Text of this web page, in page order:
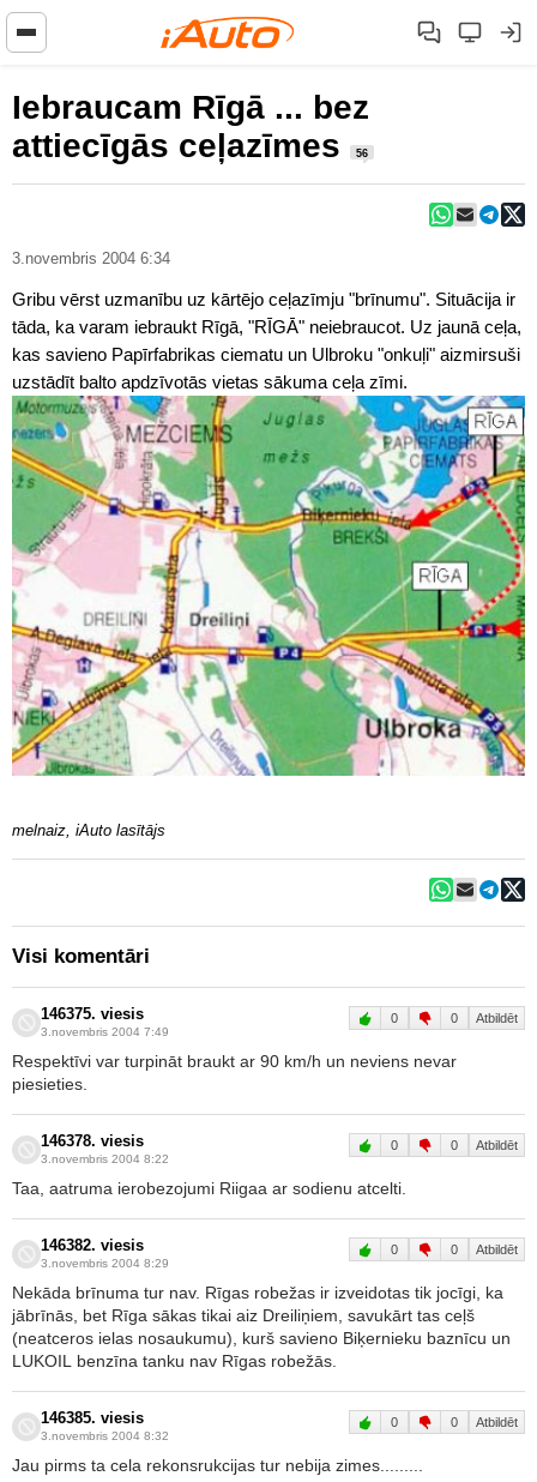
Iebraucam Rīgā ... bez
attiecīgās ceļazīmes
56
3.novembris 2004 6:34
Gribu vērst uzmanību uz kārtējo ceļazīmju "brīnumu". Situācija ir
tāda, ka varam iebraukt Rīgā, "RĪGĀ" neiebraucot. Uz jaunā ceļa,
kas savieno Papīrfabrikas ciematu un Ulbroku "onkuļi" aizmirsuši
uzstādīt balto apdzīvotās vietas sākuma ceļa zīmi.
melnaiz, iAuto lasītājs
Visi komentāri
146375. viesis
3.novembris 2004 7:49
0 0 Atbildēt
Respektīvi var turpināt braukt ar 90 km/h un neviens nevar
piesieties.
146378. viesis
3.novembris 2004 8:22
0 0 Atbildēt
Taa, aatruma ierobezojumi Riigaa ar sodienu atcelti.
146382. viesis
3.novembris 2004 8:29
0 0 Atbildēt
Nekāda brīnuma tur nav. Rīgas robežas ir izveidotas tik jocīgi, ka
jābrīnās, bet Rīga sākas tikai aiz Dreiliņiem, savukārt tas ceļš
(neatceros ielas nosaukumu), kurš savieno Biķernieku baznīcu un
LUKOIL benzīna tanku nav Rīgas robežās.
146385. viesis
3.novembris 2004 8:32
0 0 Atbildēt
Jau pirms ta cela rekonsrukcijas tur nebija zimes.........